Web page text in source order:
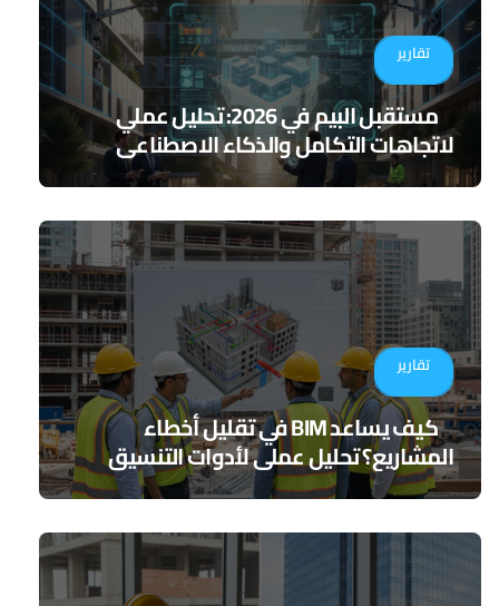
تقارير
مستقبل البيم في 2026: تحليل عملي
لاتجاهات التكامل والذكاء الاصطناعي
تقارير
كيف يساعد BIM في تقليل أخطاء
المشاريع؟ تحليل عملي لأدوات التنسيق
الرقمي